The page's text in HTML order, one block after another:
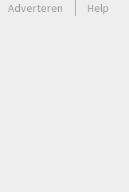
Adverteren
Help